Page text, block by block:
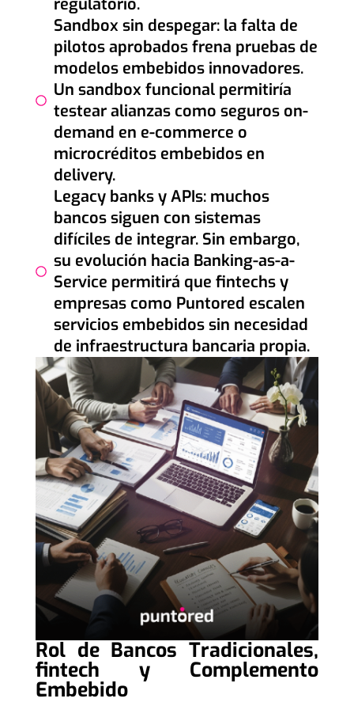
regulatorio.
Sandbox sin despegar: la falta de
pilotos aprobados frena pruebas de
modelos embebidos innovadores.
Un sandbox funcional permitiría
testear alianzas como seguros on-
demand en e-commerce o
microcréditos embebidos en
delivery.
Legacy banks y APIs: muchos
bancos siguen con sistemas
difíciles de integrar. Sin embargo,
su evolución hacia Banking-as-a-
Service permitirá que fintechs y
empresas como Puntored escalen
servicios embebidos sin necesidad
de infraestructura bancaria propia.
Rol de Bancos Tradicionales,
fintech y Complemento
Embebido